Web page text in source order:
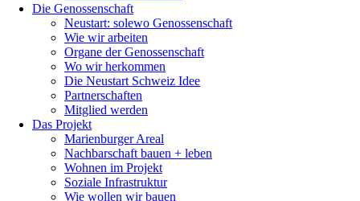
Die Genossenschaft
Neustart: solewo Genossenschaft
Wie wir arbeiten
Organe der Genossenschaft
Wo wir herkommen
Die Neustart Schweiz Idee
Partnerschaften
Mitglied werden
Das Projekt
Marienburger Areal
Nachbarschaft bauen + leben
Wohnen im Projekt
Soziale Infrastruktur
Wie wollen wir bauen